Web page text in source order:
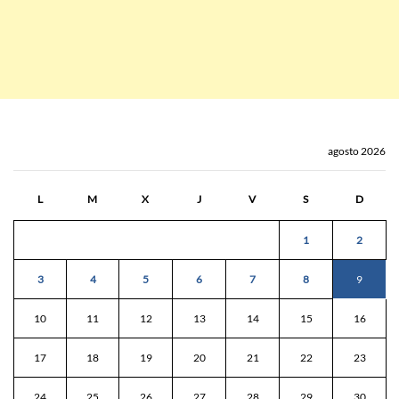
agosto 2026
L M X J V S D
1 2
3 4 5 6 7 8 9
10 11 12 13 14 15 16
17 18 19 20 21 22 23